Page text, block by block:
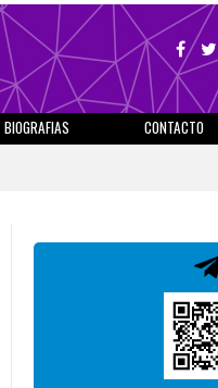
BIOGRAFIAS CONTACTO